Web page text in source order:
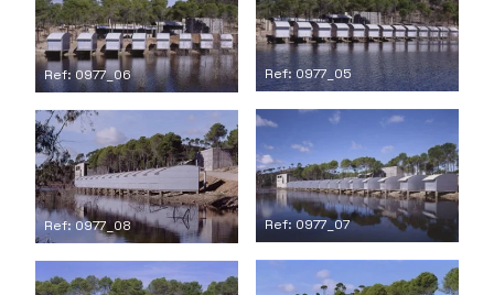
Ref: 0977_05
Ref: 0977_06
Ref: 0977_07
Ref: 0977_08